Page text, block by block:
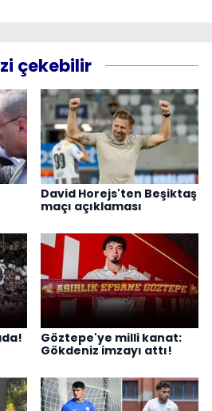
çekebilir
David Horejs'ten Beşiktaş
maçı açıklaması
Göztepe'ye milli kanat:
Gökdeniz imzayı attı!